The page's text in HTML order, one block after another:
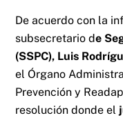
De acuerdo con la
subsecretario de
(SSPC), Luis
el Órgano
Prevención y
resolución donde el